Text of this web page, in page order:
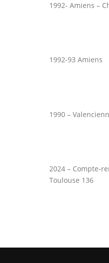
1992- Amiens –
1992-93 Amiens
1990 –
2024 – Compte-
Toulouse 136